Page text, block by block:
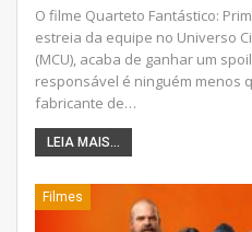
O filme Quarteto Fantástico:
estreia da equipe no Universo
(MCU), acaba de ganhar um
responsável é ninguém menos
fabricante de…
LEIA MAIS...
Filmes